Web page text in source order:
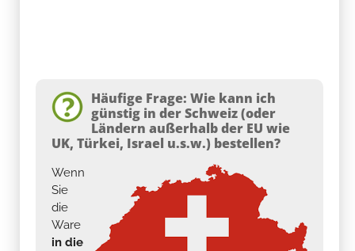
Häufige Frage: Wie kann ich
günstig in der Schweiz (oder
Ländern außerhalb der EU wie
UK, Türkei, Israel u.s.w.) bestellen?
Wenn
Sie
die
Ware
in die